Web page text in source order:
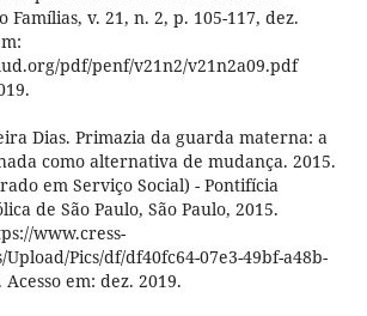
Famílias, v. 21, n. 2, p. 105-117, dez.
pdf/penf/v21n2/v21n2a09.pdf
Dias. Primazia da guarda materna: a
como alternativa de mudança. 2015.
em Serviço Social) - Pontifícia
de São Paulo, São Paulo, 2015.
www.cress-
Pics/df/df40fc64-07e3-49bf-a48b-
em: dez. 2019.